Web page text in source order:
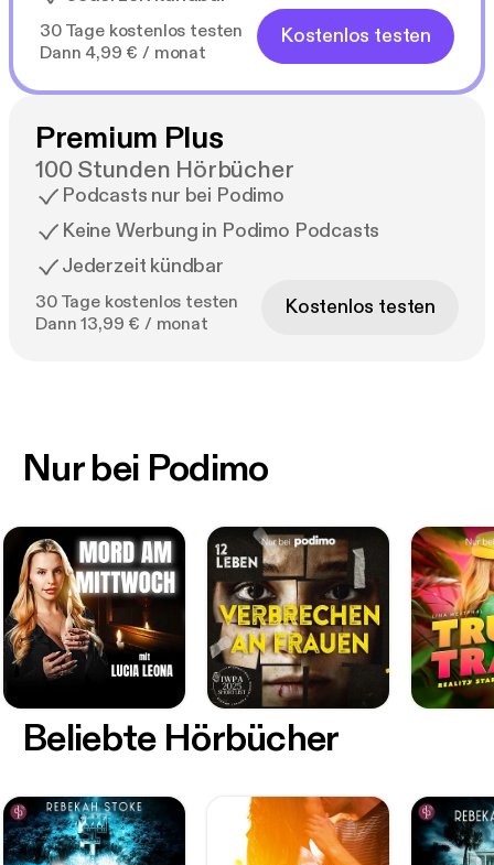
30 Tage kostenlos testen
Dann 4,99 € / monat
Kostenlos testen
Premium Plus
100 Stunden Hörbücher
Podcasts nur bei Podimo
Keine Werbung in Podimo Podcasts
Jederzeit kündbar
30 Tage kostenlos testen
Dann 13,99 € / monat
Kostenlos testen
Nur bei Podimo
Beliebte Hörbücher